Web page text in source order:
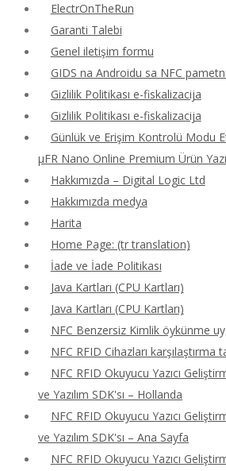
ElectrOnTheRun
Garanti Talebi
Genel iletişim formu
GIDS na Androidu sa NFC
Gizlilik Politikası e-fiskalizacija
Gizlilik Politikası e-fiskalizacija
Günlük ve Erişim Kontrolü Modu
μFR Nano Online Premium Ürün
Hakkımızda – Digital Logic Ltd
Hakkımızda medya
Harita
Home Page: (tr translation)
İade ve İade Politikası
Java Kartları (CPU Kartları)
Java Kartları (CPU Kartları)
NFC Benzersiz Kimlik öykünme
NFC RFID Cihazları karşılaştırma
NFC RFID Okuyucu Yazıcı
ve Yazılım SDK'sı – Hollanda
NFC RFID Okuyucu Yazıcı
ve Yazılım SDK'sı – Ana Sayfa
NFC RFID Okuyucu Yazıcı